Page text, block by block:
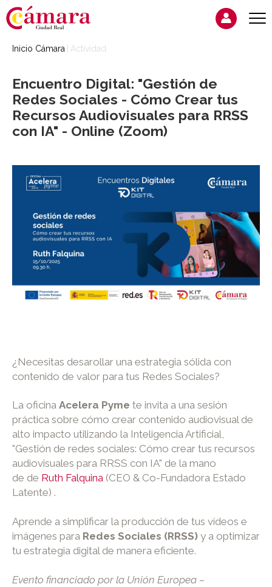
Inicio Cámara Actividad
Encuentro Digital: "Gestión de
Redes Sociales - Cómo Crear tus
Recursos Audiovisuales para RRSS
con IA" - Online (Zoom)
¿Necesitas desarollar una estrategia sólida con
contenido de valor para tus Redes Sociales?
La oficina Acelera Pyme te invita a una sesión
práctica sobre cómo crear contenido audiovisual de
alto impacto utilizando la Inteligencia Artificial,
"Gestión de redes sociales: Cómo crear tus recursos
audiovisuales para RRSS con IA" de la mano
de de Ruth Falquina (CEO & Co-Fundadora Estado
Latente) .
Aprende a simplificar la producción de tus vídeos e
imágenes para Redes Sociales (RRSS) y a optimizar
tu estrategia digital de manera eficiente.
Evento financiado por la Unión Europea –